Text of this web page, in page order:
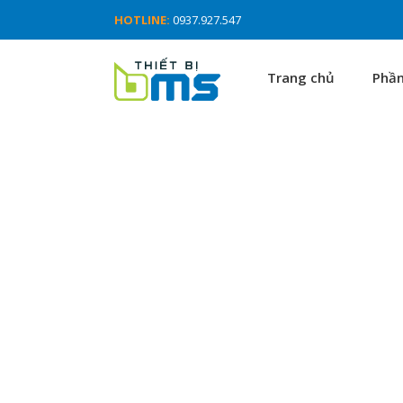
HOTLINE: 0937.927.547
Trang chủ